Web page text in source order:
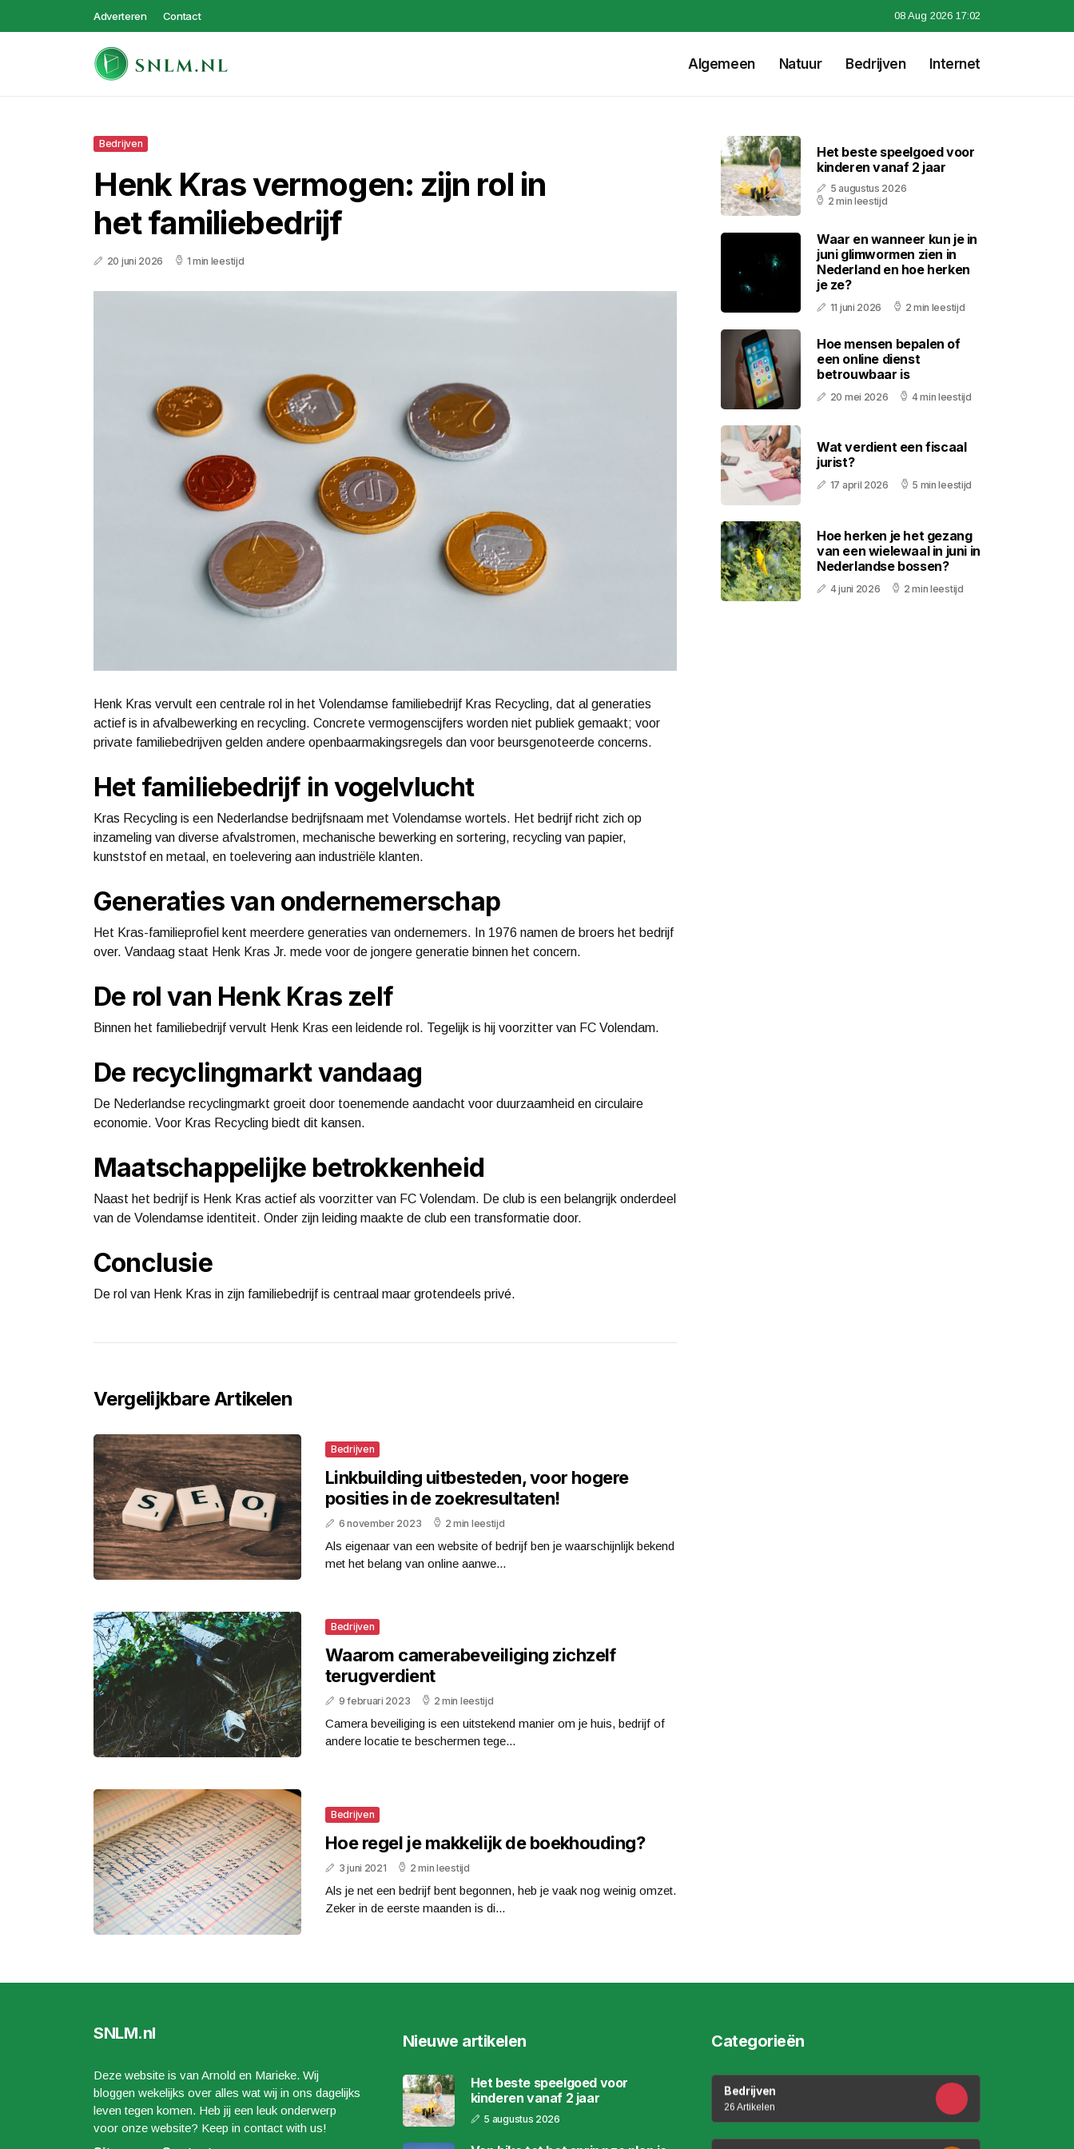
Adverteren Contact 08 Aug 2026 17:02
Algemeen Natuur Bedrijven Internet
Bedrijven
Henk Kras vermogen: zijn rol in
het familiebedrijf
20 juni 2026 1 min leestijd
Henk Kras vervult een centrale rol in het Volendamse familiebedrijf Kras Recycling, dat al generaties
actief is in afvalbewerking en recycling. Concrete vermogenscijfers worden niet publiek gemaakt; voor
private familiebedrijven gelden andere openbaarmakingsregels dan voor beursgenoteerde concerns.
Het familiebedrijf in vogelvlucht
Kras Recycling is een Nederlandse bedrijfsnaam met Volendamse wortels. Het bedrijf richt zich op
inzameling van diverse afvalstromen, mechanische bewerking en sortering, recycling van papier,
kunststof en metaal, en toelevering aan industriële klanten.
Generaties van ondernemerschap
Het Kras-familieprofiel kent meerdere generaties van ondernemers. In 1976 namen de broers het bedrijf
over. Vandaag staat Henk Kras Jr. mede voor de jongere generatie binnen het concern.
De rol van Henk Kras zelf
Binnen het familiebedrijf vervult Henk Kras een leidende rol. Tegelijk is hij voorzitter van FC Volendam.
De recyclingmarkt vandaag
De Nederlandse recyclingmarkt groeit door toenemende aandacht voor duurzaamheid en circulaire
economie. Voor Kras Recycling biedt dit kansen.
Maatschappelijke betrokkenheid
Naast het bedrijf is Henk Kras actief als voorzitter van FC Volendam. De club is een belangrijk onderdeel
van de Volendamse identiteit. Onder zijn leiding maakte de club een transformatie door.
Conclusie
De rol van Henk Kras in zijn familiebedrijf is centraal maar grotendeels privé.
Vergelijkbare Artikelen
Bedrijven
Linkbuilding uitbesteden, voor hogere
posities in de zoekresultaten!
6 november 2023 2 min leestijd
Als eigenaar van een website of bedrijf ben je waarschijnlijk bekend
met het belang van online aanwe...
Bedrijven
Waarom camerabeveiliging zichzelf
terugverdient
9 februari 2023 2 min leestijd
Camera beveiliging is een uitstekend manier om je huis, bedrijf of
andere locatie te beschermen tege...
Bedrijven
Hoe regel je makkelijk de boekhouding?
3 juni 2021 2 min leestijd
Als je net een bedrijf bent begonnen, heb je vaak nog weinig omzet.
Zeker in de eerste maanden is di...
Het beste speelgoed voor
kinderen vanaf 2 jaar
5 augustus 2026
2 min leestijd
Waar en wanneer kun je in
juni glimwormen zien in
Nederland en hoe herken
je ze?
11 juni 2026 2 min leestijd
Hoe mensen bepalen of
een online dienst
betrouwbaar is
20 mei 2026 4 min leestijd
Wat verdient een fiscaal
jurist?
17 april 2026 5 min leestijd
Hoe herken je het gezang
van een wielewaal in juni in
Nederlandse bossen?
4 juni 2026 2 min leestijd
SNLM.nl
Deze website is van Arnold en Marieke. Wij
bloggen wekelijks over alles wat wij in ons dagelijks
leven tegen komen. Heb jij een leuk onderwerp
voor onze website? Keep in contact with us!
Nieuwe artikelen
Het beste speelgoed voor
kinderen vanaf 2 jaar
5 augustus 2026
Categorieën
Bedrijven
26 Artikelen